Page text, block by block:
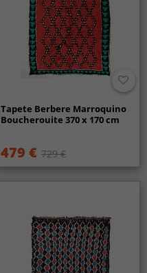
Tapete Berbere Marroquino
Boucherouite 370 x 170 cm
479 € 729 €